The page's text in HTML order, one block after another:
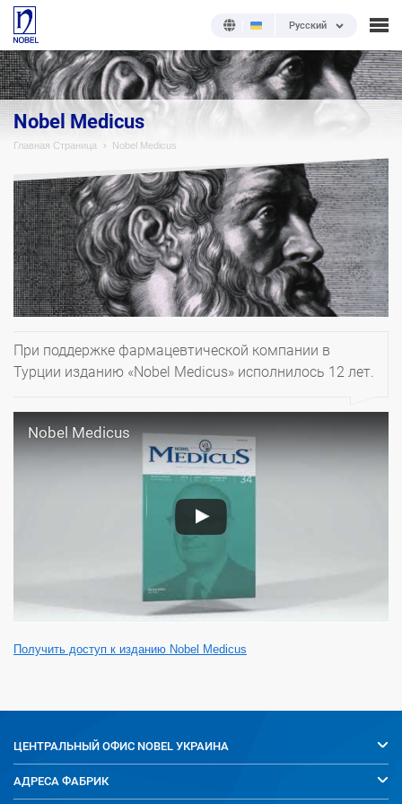
Русский
Nobel Medicus
Главная Страница Nobel Medicus
При поддержке фармацевтической компании в
Турции изданию «Nobel Medicus» исполнилось 12 лет.
Nobel Medicus
Получить доступ к изданию Nobel Medicus
ЦЕНТРАЛЬНЫЙ ОФИС NOBEL УКРАИНА
АДРЕСА ФАБРИК